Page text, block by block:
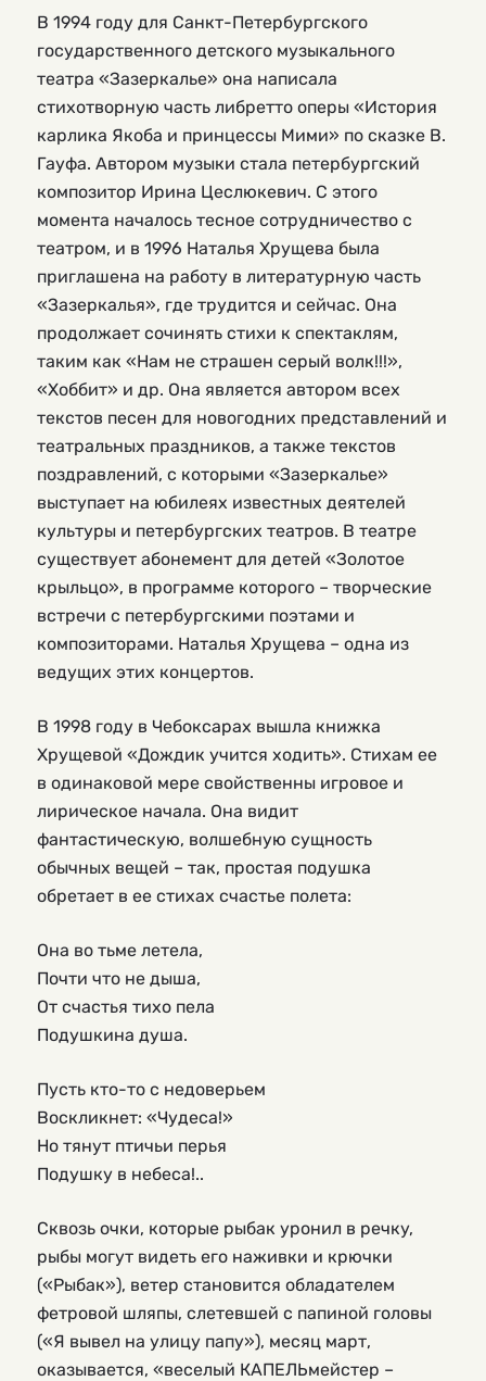
В 1994 году для Санкт-Петербургского
государственного детского музыкального
театра «Зазеркалье» она написала
стихотворную часть либретто оперы «История
карлика Якоба и принцессы Мими» по сказке В.
Гауфа. Автором музыки стала петербургский
композитор Ирина Цеслюкевич. С этого
момента началось тесное сотрудничество с
театром, и в 1996 Наталья Хрущева была
приглашена на работу в литературную часть
«Зазеркалья», где трудится и сейчас. Она
продолжает сочинять стихи к спектаклям,
таким как «Нам не страшен серый волк!!!»,
«Хоббит» и др. Она является автором всех
текстов песен для новогодних представлений и
театральных праздников, а также текстов
поздравлений, с которыми «Зазеркалье»
выступает на юбилеях известных деятелей
культуры и петербургских театров. В театре
существует абонемент для детей «Золотое
крыльцо», в программе которого – творческие
встречи с петербургскими поэтами и
композиторами. Наталья Хрущева – одна из
ведущих этих концертов.
В 1998 году в Чебоксарах вышла книжка
Хрущевой «Дождик учится ходить». Стихам ее
в одинаковой мере свойственны игровое и
лирическое начала. Она видит
фантастическую, волшебную сущность
обычных вещей – так, простая подушка
обретает в ее стихах счастье полета:
Она во тьме летела,
Почти что не дыша,
От счастья тихо пела
Подушкина душа.
Пусть кто-то с недоверьем
Воскликнет: «Чудеса!»
Но тянут птичьи перья
Подушку в небеса!..
Сквозь очки, которые рыбак уронил в речку,
рыбы могут видеть его наживки и крючки
(«Рыбак»), ветер становится обладателем
фетровой шляпы, слетевшей с папиной головы
(«Я вывел на улицу папу»), месяц март,
оказывается, «веселый КАПЕЛЬмейстер –